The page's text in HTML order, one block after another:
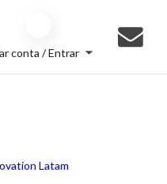
conta / Entrar